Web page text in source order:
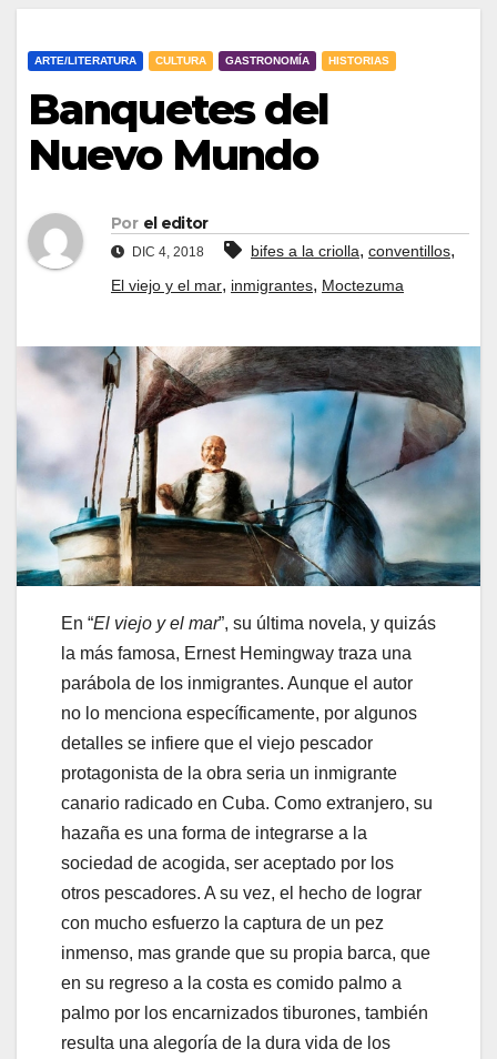
ARTE/LITERATURA CULTURA GASTRONOMÍA HISTORIAS
Banquetes del
Nuevo Mundo
Por el editor
DIC 4, 2018 bifes a la criolla, conventillos,
El viejo y el mar, inmigrantes, Moctezuma
En “El viejo y el mar”, su última novela, y quizás
la más famosa, Ernest Hemingway traza una
parábola de los inmigrantes. Aunque el autor
no lo menciona específicamente, por algunos
detalles se infiere que el viejo pescador
protagonista de la obra seria un inmigrante
canario radicado en Cuba. Como extranjero, su
hazaña es una forma de integrarse a la
sociedad de acogida, ser aceptado por los
otros pescadores. A su vez, el hecho de lograr
con mucho esfuerzo la captura de un pez
inmenso, mas grande que su propia barca, que
en su regreso a la costa es comido palmo a
palmo por los encarnizados tiburones, también
resulta una alegoría de la dura vida de los